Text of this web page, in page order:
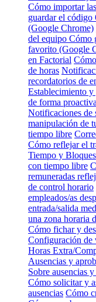
Cómo importar
guardar el código
(Google Chrome)
del equipo Cómo
favorito (Google
en Factorial
de horas
recordatorios de
Establecimiento y
de forma
Notificaciones de
manipulación de
tiempo libre
Cómo reflejar el
Tiempo y Bloques
con tiempo libre
remuneradas
de control horario
empleados/as
entrada/salida
una zona horaria
Cómo fichar y
Configuración de
Horas Extra/
Ausencias y
Sobre ausencias
Cómo solicitar y
ausencias Cómo